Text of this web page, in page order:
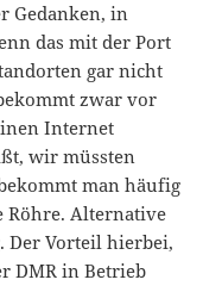
Gedanken, in
das mit der Port
gar nicht
zwar vor
Internet
wir müssten
man häufig
Röhre. Alternative
Der Vorteil hierbei,
DMR in Betrieb